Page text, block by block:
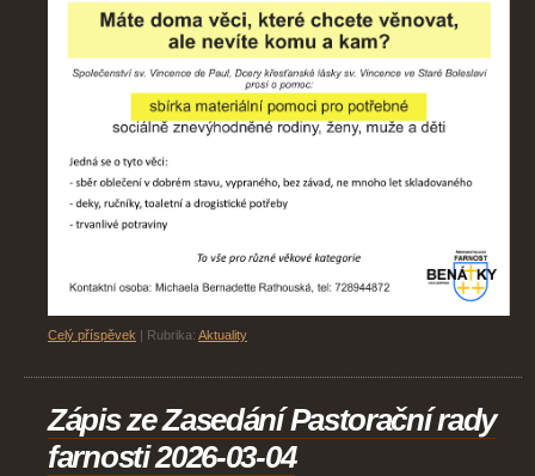
Celý příspěvek | Rubrika: Aktuality
Zápis ze Zasedání Pastorační rady
farnosti 2026-03-04